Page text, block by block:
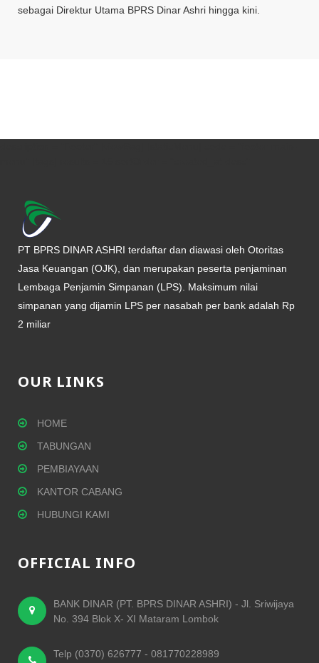
sebagai Direktur Utama BPRS Dinar Ashri hingga kini.
PT BPRS DINAR ASHRI terdaftar dan diawasi oleh Otoritas
Jasa Keuangan (OJK), dan merupakan peserta penjaminan
Lembaga Penjamin Simpanan (LPS). Maksimum nilai
simpanan yang dijamin LPS per nasabah per bank adalah Rp
2 miliar
OUR LINKS
HOME
TABUNGAN
PEMBIAYAAN
KANTOR CABANG
HUBUNGI KAMI
OFFICIAL INFO
BANK DINAR (PT. BPRS DINAR ASHRI) - Jl. Sriwijaya
No. 394 Blok X- XI Mataram Lombok
Telp (0370) 626777 - 081770228989